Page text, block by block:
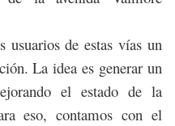
usuarios de estas vías un
La idea es generar un
el estado de la
eso, contamos con el